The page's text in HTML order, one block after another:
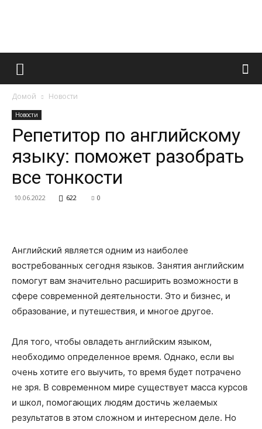
Французский
и
о
нем
Домой Новости
Новости
Репетитор по английскому
языку: поможет разобрать
все тонкости
10.06.2022 622 0
Английский является одним из наиболее
востребованных сегодня языков. Занятия английским
помогут вам значительно расширить возможности в
сфере современной деятельности. Это и бизнес, и
образование, и путешествия, и многое другое.
Для того, чтобы овладеть английским языком,
необходимо определенное время. Однако, если вы
очень хотите его выучить, то время будет потрачено
не зря. В современном мире существует масса курсов
и школ, помогающих людям достичь желаемых
результатов в этом сложном и интересном деле. Но